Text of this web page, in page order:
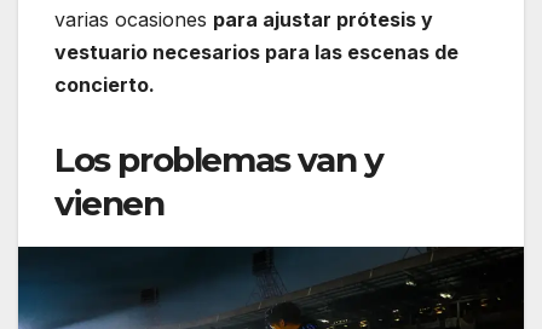
varias ocasiones para ajustar prótesis y
vestuario necesarios para las escenas de
concierto.
Los problemas van y
vienen